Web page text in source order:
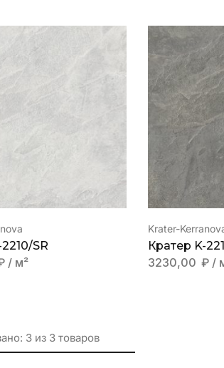
SR
/ м²
Krater-
Кратер K-
3230,00 ₽ /
3 из 3 товаров